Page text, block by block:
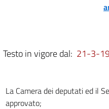
9
Testo in vigore dal: 21-3-
La Camera dei deputati ed il
approvato;